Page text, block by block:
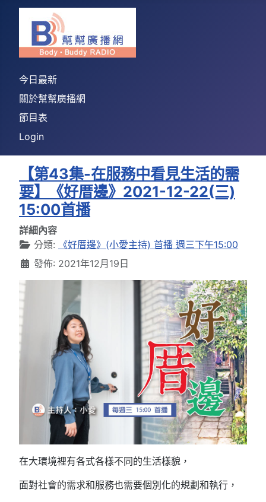
今日最新
關於幫幫廣播網
節目表
Login
【第43集-在服務中看見生活的需
要】《好厝邊》2021-12-22(三)
15:00首播
詳細內容
分類:
《好厝邊》(小愛主持) 首播 週三下午15:00
發佈: 2021年12月19日
在大環境裡有各式各樣不同的生活樣貌，
面對社會的需求和服務也需要個別化的規劃和執行，